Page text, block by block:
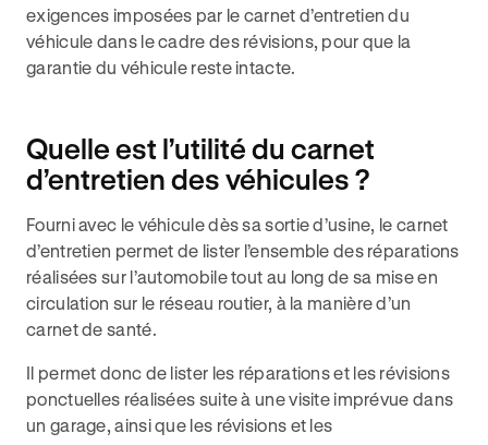
exigences imposées par le carnet d’entretien du
véhicule dans le cadre des révisions, pour que la
garantie du véhicule reste intacte.
Quelle est l’utilité du carnet
d’entretien des véhicules ?
Fourni avec le véhicule dès sa sortie d’usine, le carnet
d’entretien permet de lister l’ensemble des réparations
réalisées sur l’automobile tout au long de sa mise en
circulation sur le réseau routier, à la manière d’un
carnet de santé.
Il permet donc de lister les réparations et les révisions
ponctuelles réalisées suite à une visite imprévue dans
un garage, ainsi que les révisions et les